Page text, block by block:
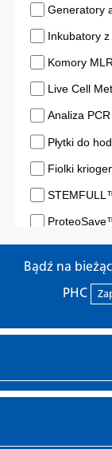
Bądź na
PHC